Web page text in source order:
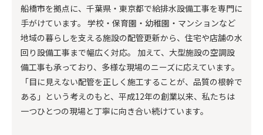
船橋市を拠点に、千葉県・東京都で給排水設備工事を専門に
手がけています。 学校・保育園・幼稚園・マンションなど
地域の暮らしを支える施設の配管更新から、住宅や店舗の水
回り設備工事まで幅広く対応。 加えて、大型施設の空調設
備工事も承っており、多様な現場のニーズに応えています。
「目に見えない配管を正しく施工することが、品質の根幹で
ある」という考えのもと、平成12年の創業以来、私たちは
一つひとつの現場と丁寧に向き合い続けています。